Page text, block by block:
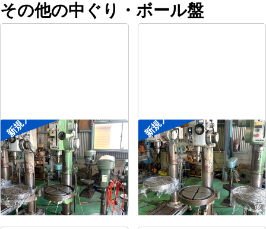
その他の中ぐり・ボール盤
新規入荷
直立ボール盤
メーカー 森精機
形 式YD2-55
年 式-
新規入荷
直立ボール盤
メーカー 吉良
形 式KRTG-540
年 式-